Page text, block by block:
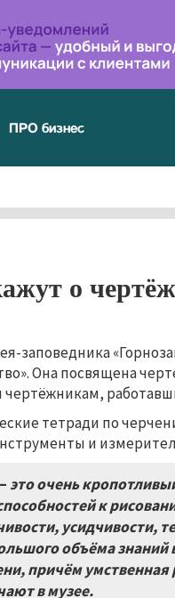
ПРО бизнес
о
заповедника
Она посвящена
тетради по
и
это очень
к
усидчивости,
объёма знаний
причём умственная
в музее.